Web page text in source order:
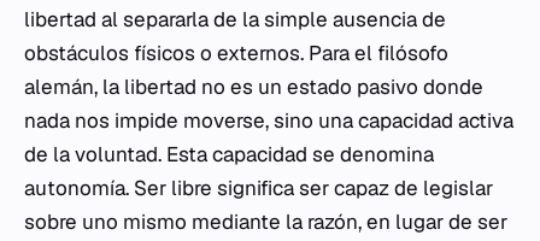
libertad al separarla de la simple ausencia de
obstáculos físicos o externos. Para el filósofo
alemán, la libertad no es un estado pasivo donde
nada nos impide moverse, sino una capacidad activa
de la voluntad. Esta capacidad se denomina
autonomía. Ser libre significa ser capaz de legislar
sobre uno mismo mediante la razón, en lugar de ser